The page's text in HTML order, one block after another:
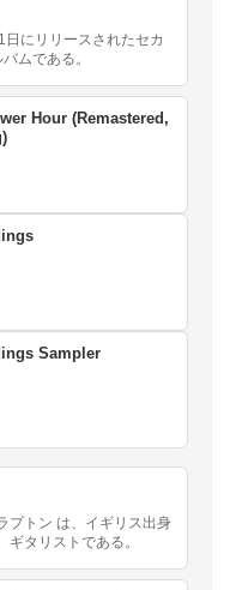
にリリースされたセカ
ムである。
Hour (Remastered,
Sampler
プトン は、イギリス出身
タリストである。